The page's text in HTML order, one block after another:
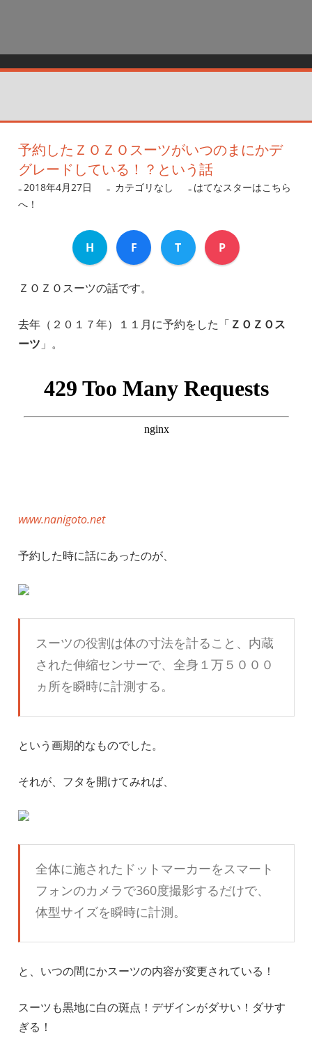
予約したＺＯＺＯスーツがいつのまにかデ
グレードしている！？という話
2018年4月27日 nanigoto
カテゴリなし
はてなスターはこちら
へ！
H F T P
ＺＯＺＯスーツの話です。
去年（２０１７年）１１月に予約をした「 ＺＯＺＯス
ーツ 」。
www.nanigoto.net
予約した時に話にあったのが、
スーツの役割は体の寸法を計ること、内蔵
された伸縮センサーで、全身１万５０００
ヵ所を瞬時に計測する。
という画期的なものでした。
それが、フタを開けてみれば、
全体に施されたドットマーカーをスマート
フォンのカメラで360度撮影するだけで、
体型サイズを瞬時に計測。
と、いつの間にかスーツの内容が変更されている！
スーツも黒地に白の斑点！デザインがダサい！ダサす
ぎる！